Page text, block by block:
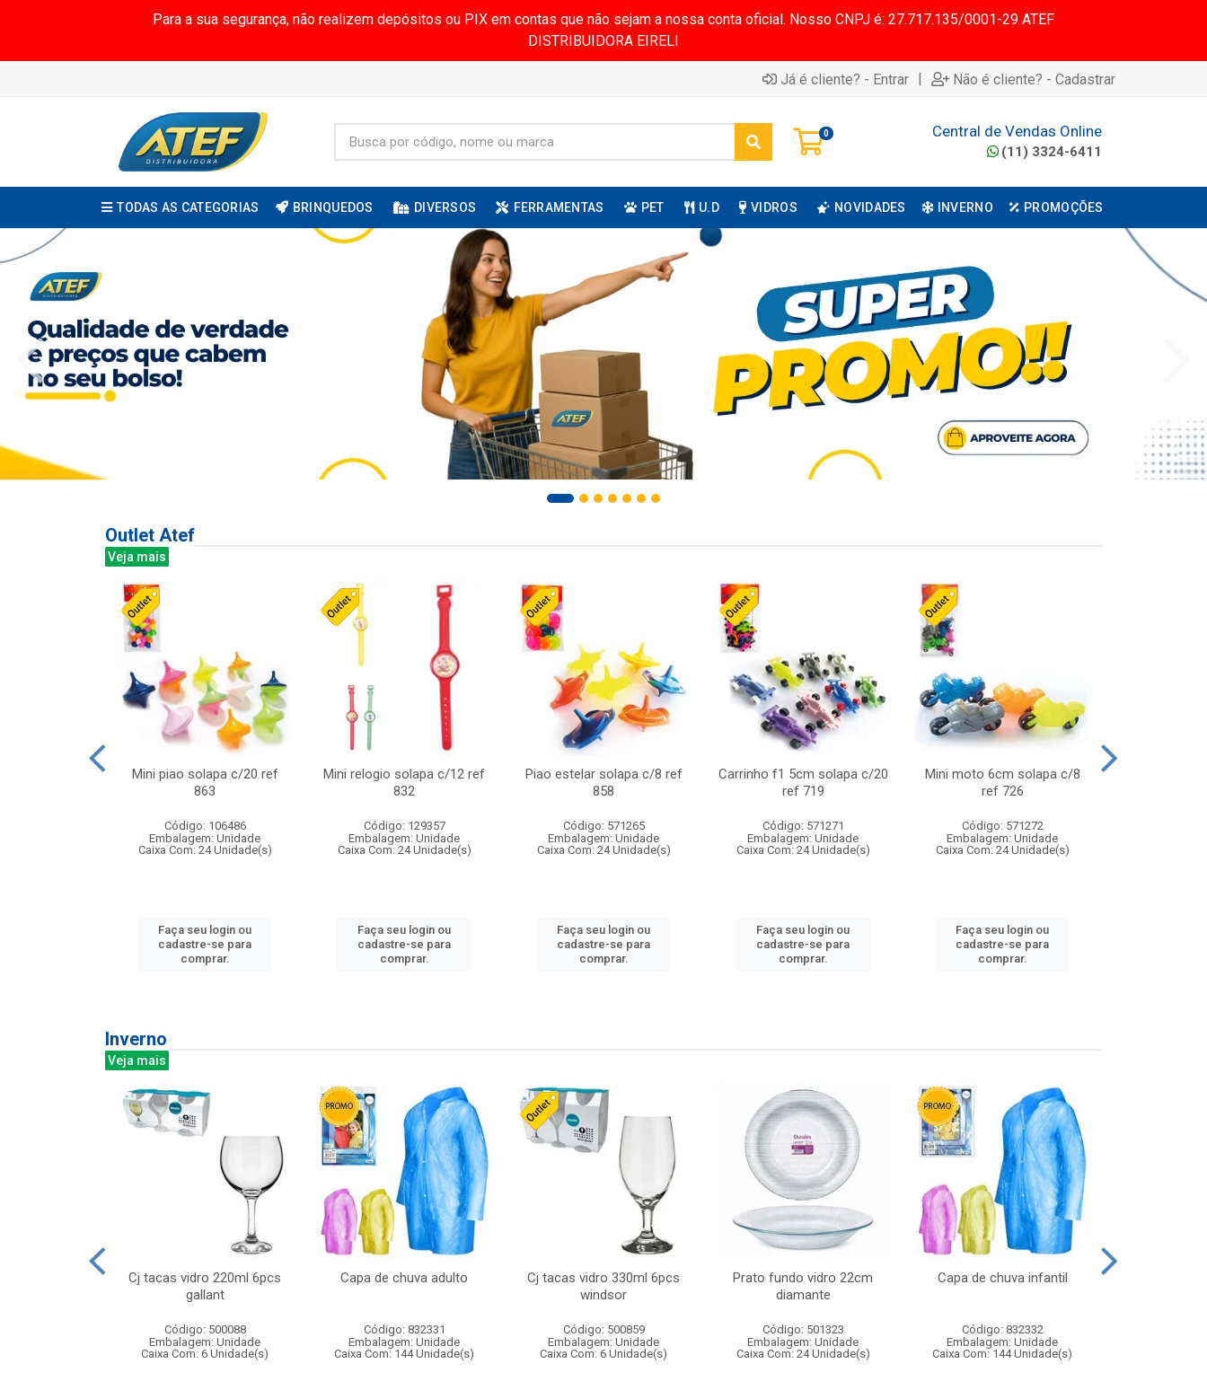
Para a sua segurança, não realizem depósitos ou PIX em contas que não sejam a nossa conta oficial. Nosso CNPJ é: 27.717.135/0001-29 ATEF
DISTRIBUIDORA EIRELI
Já é cliente? - Entrar | Não é cliente? - Cadastrar
0 Central de Vendas Online
(11) 3324-6411
TODAS AS CATEGORIAS BRINQUEDOS DIVERSOS FERRAMENTAS PET U.D VIDROS NOVIDADES INVERNO PROMOÇÕES
Outlet Atef
Veja mais
Mini piao solapa c/20 ref
863
Código: 106486
Embalagem: Unidade
Caixa Com: 24 Unidade(s)
Faça seu login ou
cadastre-se para
comprar.
Mini relogio solapa c/12 ref
832
Código: 129357
Embalagem: Unidade
Caixa Com: 24 Unidade(s)
Faça seu login ou
cadastre-se para
comprar.
Piao estelar solapa c/8 ref
858
Código: 571265
Embalagem: Unidade
Caixa Com: 24 Unidade(s)
Faça seu login ou
cadastre-se para
comprar.
Carrinho f1 5cm solapa c/20
ref 719
Código: 571271
Embalagem: Unidade
Caixa Com: 24 Unidade(s)
Faça seu login ou
cadastre-se para
comprar.
Mini moto 6cm solapa c/8
ref 726
Código: 571272
Embalagem: Unidade
Caixa Com: 24 Unidade(s)
Faça seu login ou
cadastre-se para
comprar.
Inverno
Veja mais
Cj tacas vidro 220ml 6pcs
gallant
Código: 500088
Embalagem: Unidade
Caixa Com: 6 Unidade(s)
Capa de chuva adulto
Código: 832331
Embalagem: Unidade
Caixa Com: 144 Unidade(s)
Cj tacas vidro 330ml 6pcs
windsor
Código: 500859
Embalagem: Unidade
Caixa Com: 6 Unidade(s)
Prato fundo vidro 22cm
diamante
Código: 501323
Embalagem: Unidade
Caixa Com: 24 Unidade(s)
Capa de chuva infantil
Código: 832332
Embalagem: Unidade
Caixa Com: 144 Unidade(s)